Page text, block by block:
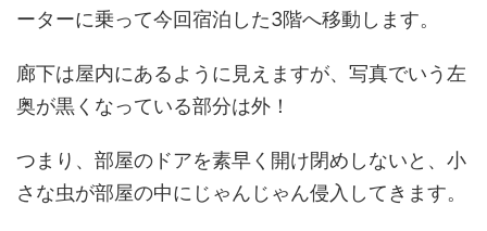
ーターに乗って今回宿泊した3階へ移動します。
廊下は屋内にあるように見えますが、写真でいう左
奥が黒くなっている部分は外！
つまり、部屋のドアを素早く開け閉めしないと、小
さな虫が部屋の中にじゃんじゃん侵入してきます。